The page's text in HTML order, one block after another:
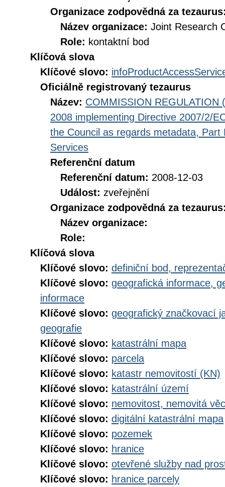
Organizace zodpovědná za
Název organizace: Joint Research
Role: kontaktní bod
Klíčová slova
Klíčové slovo:
Oficiálně registrovaný tezaurus
Název: COMMISSION REGULATION
2008 implementing Directive 2007/2/
the Council as regards metadata,
Services
Referenční datum
Referenční datum: 2008-12-03
Událost: zveřejnění
Organizace zodpovědná za
Název organizace:
Role:
Klíčová slova
Klíčové slovo: definiční bod,
Klíčové slovo: geografická informace,
informace
Klíčové slovo: geografický značkovací
geografie
Klíčové slovo: katastrální mapa
Klíčové slovo: parcela
Klíčové slovo: katastr nemovitostí (KN)
Klíčové slovo: katastrální území
Klíčové slovo: nemovitost, nemovitá věc
Klíčové slovo: digitální katastrální mapa
Klíčové slovo: pozemek
Klíčové slovo: hranice
Klíčové slovo: otevřené služby nad
Klíčové slovo: hranice parcely